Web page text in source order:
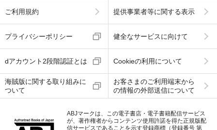
ご利用規約 提供事業者等に関する表示
プライバシーポリシー 健全なサービスに向けて
dアカウント2段階認証とは Cookieの利用について
海賊版に関する取り組みに
ついて
お客さまのご利用端末から
の情報の外部送信について
ABJマークは、この電子書店・電子書籍配信サービス
が、著作権者からコンテンツ使用許諾を得た正規版配
信サービスであることを示す登録商標（登録番号 第